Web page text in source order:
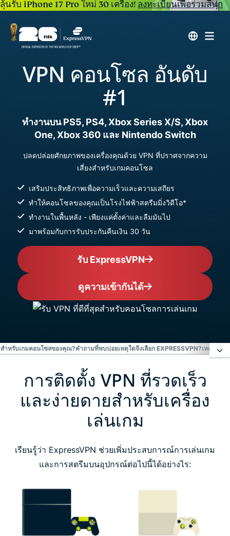
ลุ้นรับ iPhone 17 Pro ใหม่ 30 เครื่อง! ลงทะเบียนเพื่อร่วมสนุก
VPN คอนโซล อันดับ
#1
ทำงานบน PS5, PS4, Xbox Series X/S, Xbox
One, Xbox 360 และ Nintendo Switch
ปลดปล่อยศักยภาพของเครื่องคุณด้วย VPN ที่ปราศจากความ
เสี่ยงสำหรับเกมคอนโซล
เสริมประสิทธิภาพเพื่อความเร็วและความเสถียร
ทำให้คอนโซลของคุณเป็นโรงไฟฟ้าสตรีมมิ่งวิดีโอ*
ทำงานในพื้นหลัง - เพียงแค่ตั้งค่าและลืมมันไป
มาพร้อมกับการรับประกันคืนเงิน 30 วัน
รับ ExpressVPN
ดูความเข้ากันได้
สำหรับเกมคอนโซลของคุณ?คำถามที่พบบ่อยเหตุใดจึงเลือก EXPRESSVPN?เหตุใดนัก
การติดตั้ง VPN ที่รวดเร็วและง่ายดายสำหรับเครื่องเล่น
ทำไมต้องใช้ ExpressVPN สำหรับเกมคอนโซลของคุณ?
คำถามที่พบบ่อย
เหตุใดนักเล่นเกมถึงรัก ExpressVPN
การติดตั้ง VPN ที่รวดเร็ว
และง่ายดายสำหรับเครื่อง
เล่นเกม
เรียนรู้ว่า ExpressVPN ช่วยเพิ่มประสบการณ์การเล่นเกม
และการสตรีมบนอุปกรณ์ต่อไปนี้ได้อย่างไร: